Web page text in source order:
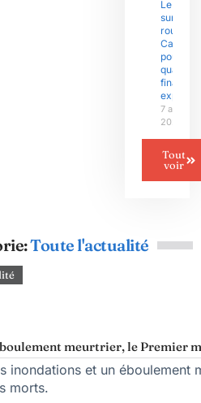
Le
sur la
route du
pour un
quart de
finale
explosif
7 août
2026
Tout
voir
Toute l'actualité
meurtrier, le Premier
inondations et un
morts.